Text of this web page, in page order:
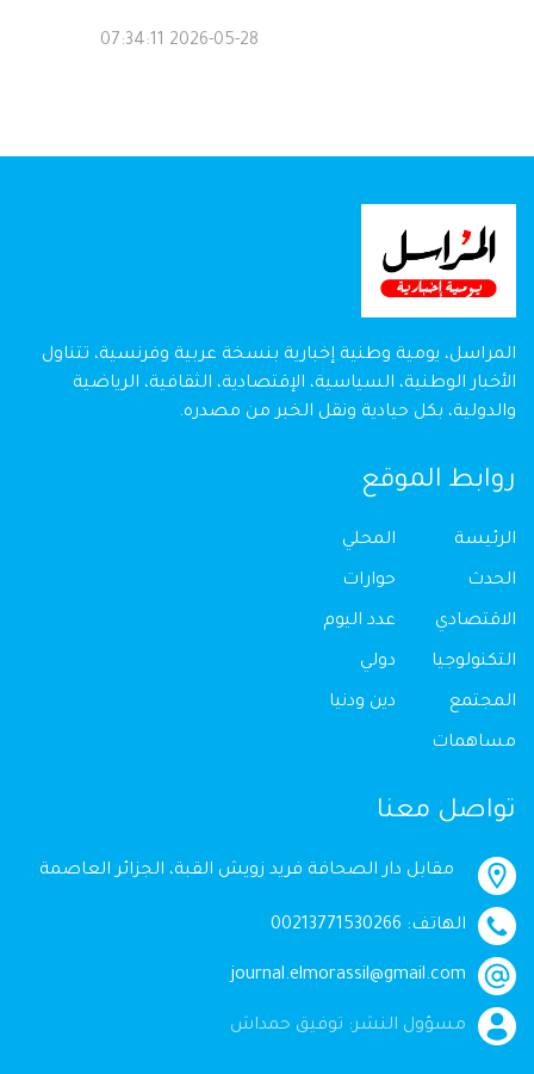
2026-05-28 07:34:11
المراسل، يومية وطنية إخبارية بنسخة عربية وفرنسية، تتناول
الأخبار الوطنية، السياسية، الإقتصادية، الثقافية، الرياضية
والدولية، بكل حيادية ونقل الخبر من مصدره.
روابط الموقع
الرئيسة
الحدث
الاقتصادي
التكنولوجيا
المجتمع
مساهمات
المحلي
حوارات
عدد اليوم
دولي
دين ودنيا
تواصل معنا
مقابل دار الصحافة فريد زويش القبة، الجزائر العاصمة
الهاتف: 00213771530266
journal.elmorassil@gmail.com
مسؤول النشر: توفيق حمداش